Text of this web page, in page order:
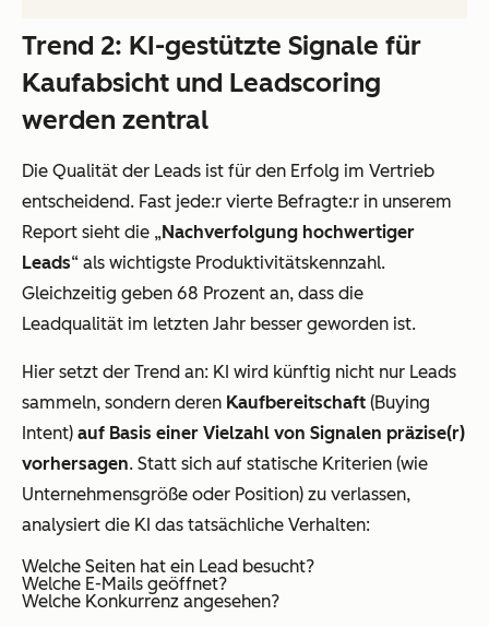
Trend 2: KI-gestützte Signale für
Kaufabsicht und Leadscoring
werden zentral
Die Qualität der Leads ist für den Erfolg im Vertrieb
entscheidend. Fast jede:r vierte Befragte:r in unserem
Report sieht die „Nachverfolgung hochwertiger
Leads“ als wichtigste Produktivitätskennzahl.
Gleichzeitig geben 68 Prozent an, dass die
Leadqualität im letzten Jahr besser geworden ist.
Hier setzt der Trend an: KI wird künftig nicht nur Leads
sammeln, sondern deren Kaufbereitschaft (Buying
Intent) auf Basis einer Vielzahl von Signalen präzise(r)
vorhersagen. Statt sich auf statische Kriterien (wie
Unternehmensgröße oder Position) zu verlassen,
analysiert die KI das tatsächliche Verhalten:
Welche Seiten hat ein Lead besucht?
Welche E-Mails geöffnet?
Welche Konkurrenz angesehen?